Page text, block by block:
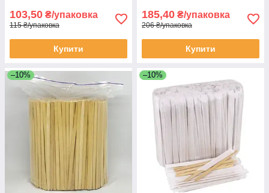
103,50 ₴/упаковка
115 ₴/упаковка
Купити
185,40 ₴/упаковка
206 ₴/упаковка
Купити
–10% –10%